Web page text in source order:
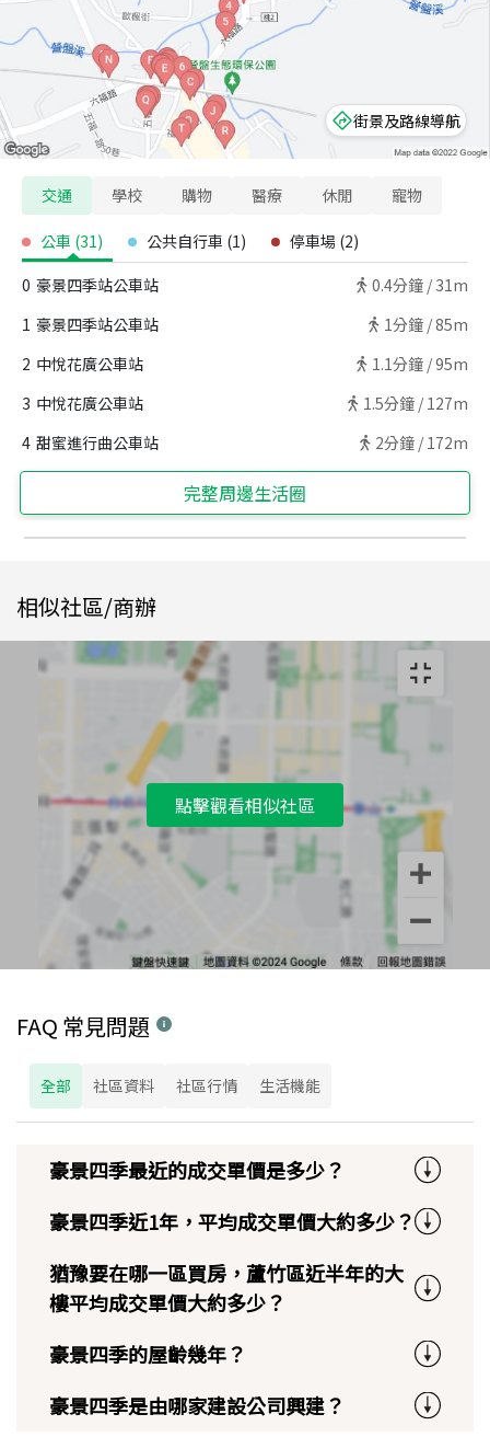
街景及路線導航
交通 學校 購物 醫療 休閒 寵物
公車 (31) 公共自行車 (1) 停車場 (2)
0 豪景四季站公車站 0.4分鐘 / 31m
1 豪景四季站公車站 1分鐘 /85m
2 中悅花廣公車站 1.1分鐘 /95m
3 中悅花廣公車站 1.5分鐘 / 127m
4 甜蜜進行曲公車站 2分鐘 / 172m
完整周邊生活圈
相似社區/商辦
點擊觀看相似社區
FAQ 常見問題
全部 社區資料 社區行情 生活機能
豪景四季最近的成交單價是多少？
豪景四季近1年，平均成交單價大約多少？
猶豫要在哪一區買房，蘆竹區近半年的大
樓平均成交單價大約多少？
豪景四季的屋齡幾年？
豪景四季是由哪家建設公司興建？